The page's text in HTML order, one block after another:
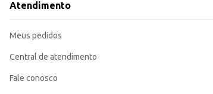
Use em ambiente ventilado.
O Desodorante Aerossol Brut Classic proporciona a
Atendimento
Meus pedidos
Central de atendimento
Fale conosco